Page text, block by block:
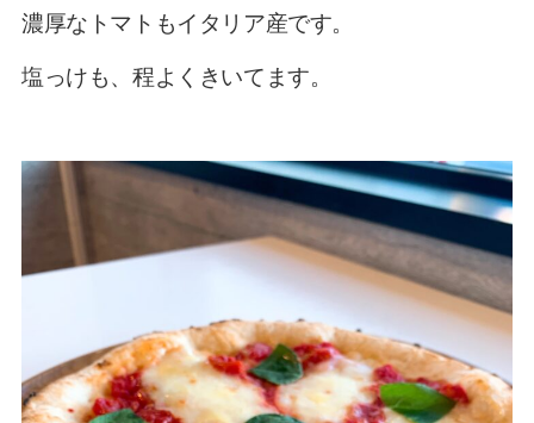
濃厚なトマトもイタリア産です。
塩っけも、程よくきいてます。